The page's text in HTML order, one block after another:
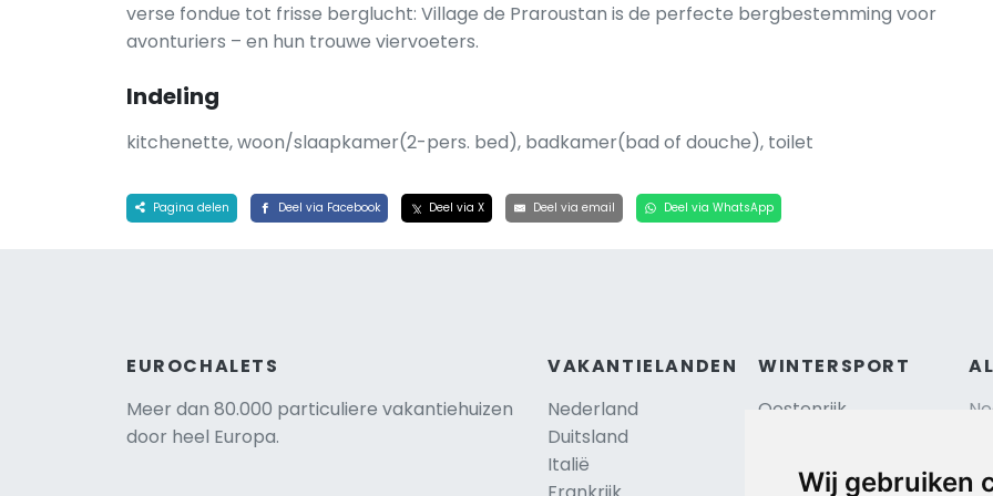
Wij gebruiken
verse fondue tot frisse berglucht: Village de Praroustan is de perfecte bergbestemming voor
avonturiers – en hun trouwe viervoeters.
Indeling
kitchenette, woon/slaapkamer(2-pers. bed), badkamer(bad of douche), toilet
Pagina delen Deel via Facebook Deel via X Deel via email Deel via WhatsApp
EUROCHALETS
Meer dan 80.000 particuliere vakantiehuizen
door heel Europa.
VAKANTIELANDEN
Nederland
Duitsland
Italië
WINTERSPORT
Oostenrijk
Zwitserland